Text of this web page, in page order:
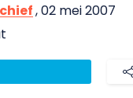
, 02 mei 2007